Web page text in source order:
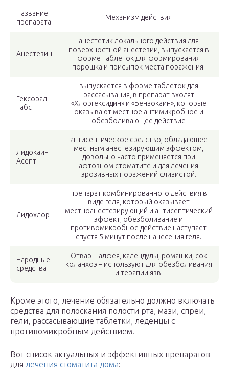
Название
препарата
Механизм действия
Анестезин
анестетик локального действия для
поверхностной анестезии, выпускается в
форме таблеток для формирования
порошка и присыпок места поражения.
Гексорал
табс
выпускается в форме таблеток для
рассасывания, в препарат входят
«Хлоргексидин» и «Бензокаин», которые
оказывают местное антимикробное и
обезболивающее действие
Лидокаин
Асепт
антисептическое средство, обладающее
местным анестезирующим эффектом,
довольно часто применяется при
афтозном стоматите и для лечения
эрозивных поражений слизистой.
Лидохлор
препарат комбинированного действия в
виде геля, который оказывает
местноанестезирующий и антисептический
эффект, обезболивание и
противомикробное действие наступает
спустя 5 минут после нанесения геля.
Народные
средства
Отвар шалфея, календулы, ромашки, сок
коланхоэ – используют для обезболивания
и терапии язв.
Кроме этого, лечение обязательно должно включать
средства для полоскания полости рта, мази, спреи,
гели, рассасывающие таблетки, леденцы с
противомикробным действием.
Вот список актуальных и эффективных препаратов
для лечения стоматита дома: